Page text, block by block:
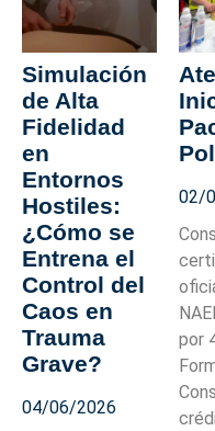
Simulación
de Alta
Fidelidad
en
Entornos
Hostiles:
¿Cómo se
Entrena el
Control del
Caos en
Trauma
Grave?
04/06/2026
02/
por